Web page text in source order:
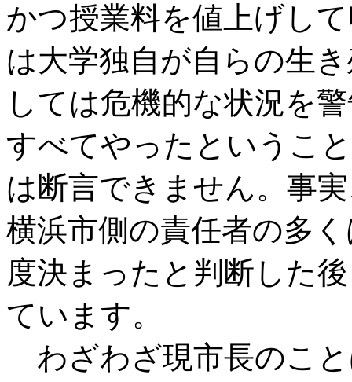
かつ授業料を値上げし
は大学独自が自らの生
しては危機的な状況を
すべてやったというこ
は断言できません。事
横浜市側の責任者の多
度決まったと判断した
ています。
わざわざ現市長のこ